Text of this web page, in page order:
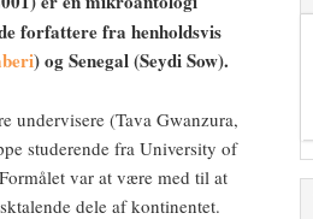
forfattere fra henholdsvis
) og Senegal (Seydi Sow).
undervisere (Tava Gwanzura,
studerende fra University of
var at være med til at
dele af kontinentet.